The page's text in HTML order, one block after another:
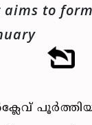
aims to